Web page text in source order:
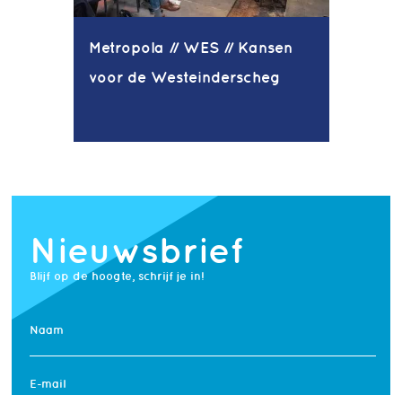
Metropola // WES // Kansen
voor de Westeinderscheg
Nieuwsbrief
Blijf op de hoogte, schrijf je in!
Naam
E-mail